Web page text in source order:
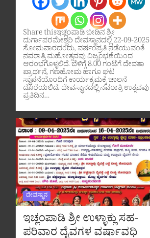
Share thisಇಚ್ಲಂಪಾಡಿ ಬೀಡಿನ ಶ್ರೀ
ದುರ್ಗಾಪರಮೇಶ್ವರಿ ದೇವಸ್ಥಾನದಲ್ಲಿ 22-09-2025
ಸೋಮವಾರದಂದು, ವರ್ಷಂಪ್ರತಿ ನಡೆಯುವಂತೆ
ನವರಾತ್ರಿ ಮಹೋತ್ಸವವು ವಿಜೃಂಭಣೆಯಿಂದ
ಆರಂಭಗೊಳ್ಳಲಿದೆ. ಬೆಳಿಗ್ಗೆ 8.00 ಗಂಟೆಗೆ ದೇವತಾ
ಪ್ರಾರ್ಥನೆ, ಗಣಹೋಮ ಹಾಗೂ ಘಟ
ಸ್ಥಾಪನೆಯೊಂದಿಗೆ ಕಾರ್ಯಕ್ರಮಕ್ಕೆ ಚಾಲನೆ
ದೊರೆಯಲಿದೆ. ದೇವಸ್ಥಾನದಲ್ಲಿ ನವರಾತ್ರಿ ಉತ್ಸವವು
ಪ್ರತಿದಿನ…
ದೇವಸ್ಥಾನ
ಇಚ್ಲಂಪಾಡಿ ಶ್ರೀ ಉಳ್ಳಾಕ್ಲು ಸಹ-
ಪರಿವಾರ ದೈವಗಳ ವರ್ಷಾವಧಿ